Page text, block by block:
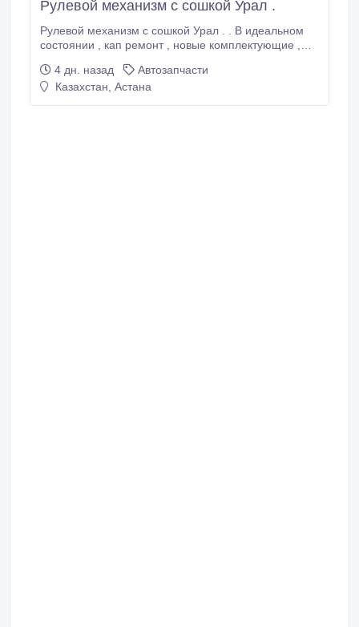
Рулевой механизм с сошкой Урал .
Рулевой механизм с сошкой Урал . . В идеальном
состоянии , кап ремонт , новые комплектующие ,
000 р.4 дн. назад
Автозапчасти
Казахстан, Астана